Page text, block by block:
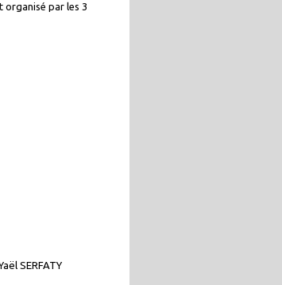
organisé par les 3
SERFATY